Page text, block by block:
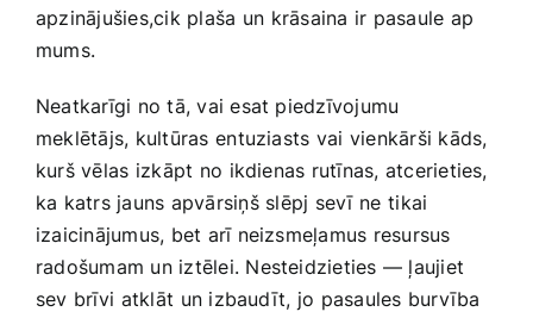
apzinājušies,cik plaša⁤ un⁤ krāsaina ir pasaule ⁢ap
mums.
Neatkarīgi no tā, vai‌ esat piedzīvojumu
meklētājs, kultūras⁤ entuziasts vai⁤ vienkārši kāds,
kurš vēlas ⁤izkāpt no ⁢ikdienas rutīnas, atcerieties,
ka katrs jauns apvārsiņš⁢ slēpj sevī ⁣ne ⁣tikai
izaicinājumus, bet arī neizsmeļamus resursus
radošumam un iztēlei. Nesteidzieties — ļaujiet
sev brīvi⁢ atklāt ⁤un izbaudīt, jo⁢ pasaules burvība